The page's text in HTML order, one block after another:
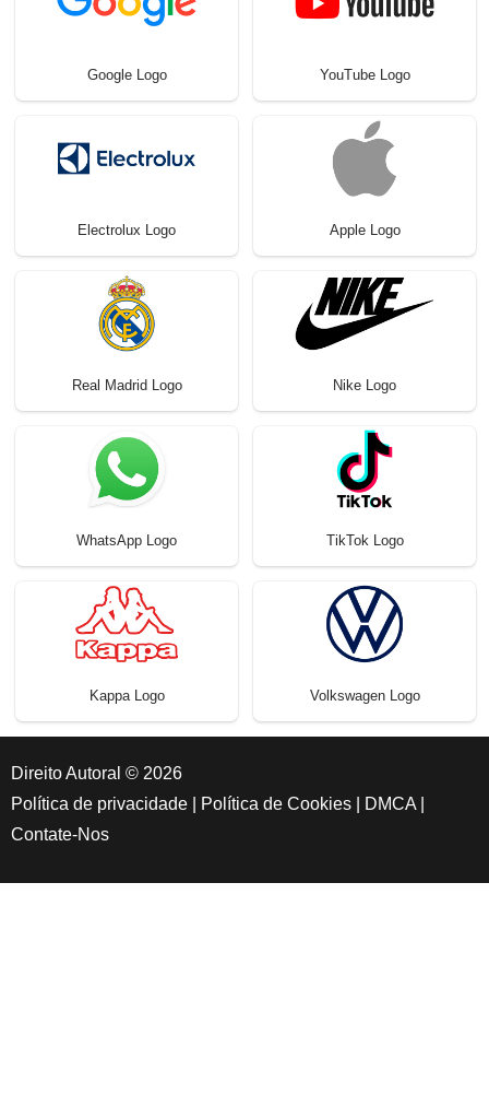
Google Logo YouTube Logo
Electrolux Logo Apple Logo
Real Madrid Logo Nike Logo
WhatsApp Logo TikTok Logo
Kappa Logo Volkswagen Logo
Direito Autoral © 2026
Política de privacidade
Política de Cookies DMCA
Contate-Nos